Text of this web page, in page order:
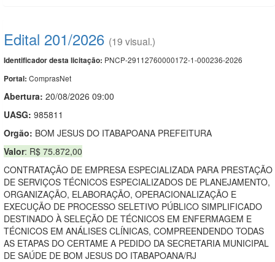
Edital 201/2026 (19 visual.)
Identificador desta licitação: PNCP-29112760000172-1-000236-2026
Portal: ComprasNet
Abertura: 20/08/2026 09:00
UASG: 985811
Orgão: BOM JESUS DO ITABAPOANA PREFEITURA
Valor: R$ 75.872,00
CONTRATAÇÃO DE EMPRESA ESPECIALIZADA PARA PRESTAÇÃO
DE SERVIÇOS TÉCNICOS ESPECIALIZADOS DE PLANEJAMENTO,
ORGANIZAÇÃO, ELABORAÇÃO, OPERACIONALIZAÇÃO E
EXECUÇÃO DE PROCESSO SELETIVO PÚBLICO SIMPLIFICADO
DESTINADO À SELEÇÃO DE TÉCNICOS EM ENFERMAGEM E
TÉCNICOS EM ANÁLISES CLÍNICAS, COMPREENDENDO TODAS
AS ETAPAS DO CERTAME A PEDIDO DA SECRETARIA MUNICIPAL
DE SAÚDE DE BOM JESUS DO ITABAPOANA/RJ